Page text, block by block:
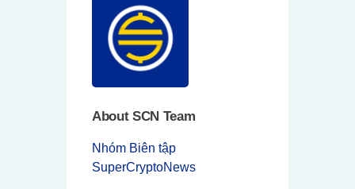
About SCN Team
Nhóm Biên tập
SuperCryptoNews